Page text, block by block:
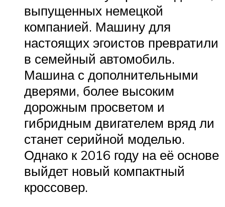
выпущенных немецкой
компанией. Машину для
настоящих эгоистов превратили
в семейный автомобиль.
Машина с дополнительными
дверями, более высоким
дорожным просветом и
гибридным двигателем вряд ли
станет серийной моделью.
Однако к 2016 году на её основе
выйдет новый компактный
кроссовер.